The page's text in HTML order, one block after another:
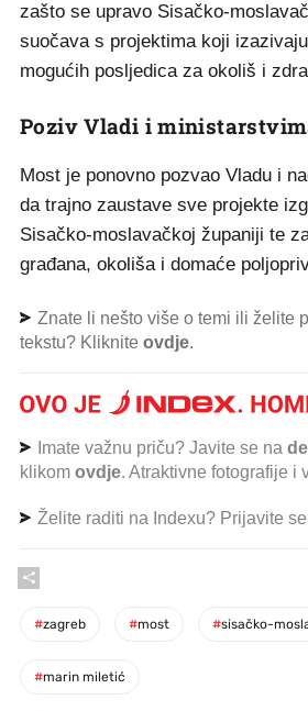
zašto se upravo Sisačko-
suočava s projektima koji
mogućih posljedica za okoliš i
Poziv Vladi i
Most je ponovno pozvao Vladu i
da trajno zaustave sve projekte
Sisačko-moslavačkoj županiji te
građana, okoliša i domaće
Znate li nešto više o temi ili želite
tekstu? Kliknite ovdje.
Imate važnu priču? Javite se na
klikom ovdje. Atraktivne fotografije i
Želite raditi na Indexu? Prijavite se
#zagreb #most #sisačko-
#marin miletić